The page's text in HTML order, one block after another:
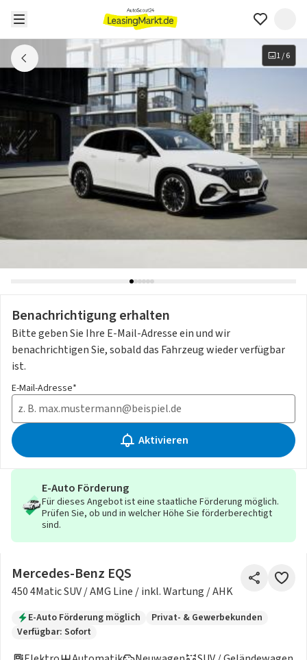
1/6
Benachrichtigung erhalten
Bitte geben Sie Ihre E-Mail-Adresse ein und wir
benachrichtigen Sie, sobald das Fahrzeug wieder verfügbar
ist.
E-Mail-Adresse*
Aktivieren
E-Auto Förderung
Für dieses Angebot ist eine staatliche Förderung möglich.
Prüfen Sie, ob und in welcher Höhe Sie förderberechtigt
sind.
Mercedes-Benz EQS
450 4Matic SUV / AMG Line / inkl. Wartung / AHK
E-Auto Förderung möglich
Privat- & Gewerbekunden
Verfügbar: Sofort